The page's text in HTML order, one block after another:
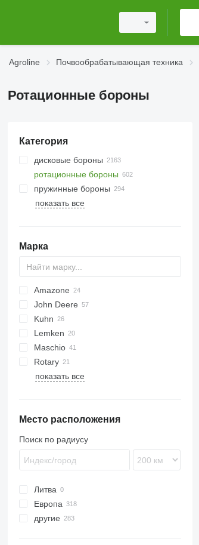
Agroline Почвообрабатывающая техника
Ротационные бороны
Категория
дисковые бороны
ротационные бороны
пружинные бороны
показать все
Марка
Multivator
8
Amazone
KE
KG
U-series
Z-series
ROTANET
Rotarystar
GF
Transformer
John Deere
M-series
3000
Kuhn
HR
HRB
NG
Qualidisc
Lemken
Zirkon
Maschio
DC
DM
KR
Fox
Lion
Corvus
PKE
Rotary
FPM RD 300
показать все
Место расположения
Поиск по радиусу
Литва
Европа
Германия
другие